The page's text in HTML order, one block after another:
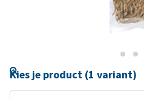
Kies je product (1 variant)